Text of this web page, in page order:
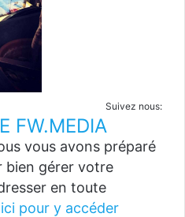
Suivez nous:
FW.MEDIA
vous avons préparé
bien gérer votre
en toute
pour y accéder